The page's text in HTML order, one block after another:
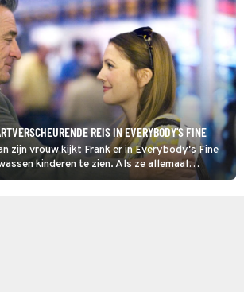
REIS IN EVERYBODY'S FINE
zijn vrouw kijkt Frank er in Everybody's Fine
kinderen te zien. Als ze allemaal
ze op te zoeken. Tijdens de roadtrip leert hij